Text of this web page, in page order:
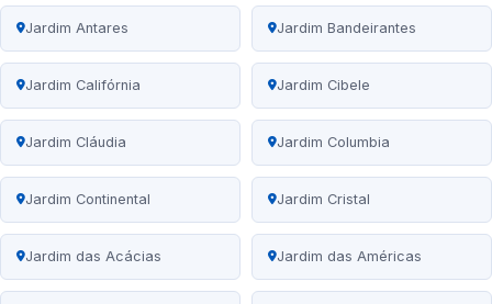
Jardim Antares Jardim Bandeirantes
Jardim Califórnia Jardim Cibele
Jardim Cláudia Jardim Columbia
Jardim Continental Jardim Cristal
Jardim das Acácias Jardim das Américas